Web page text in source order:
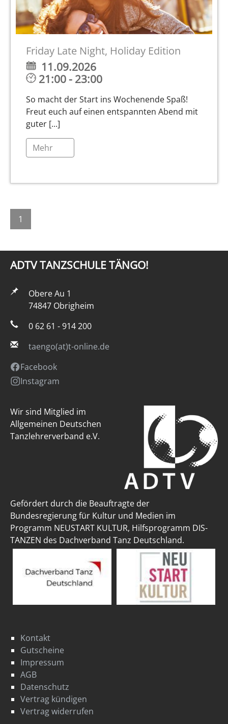
Friday Late Night, Holiday Edition
11.09.2026
21:00 - 23:00
So macht der Start ins Wochenende Spaß!
Freut euch auf einen entspannten Abend mit
guter [...]
Mehr
1
ADTV TANZSCHULE TÄNGO!
Obere Au 1
74847 Obrigheim
0 62 61 - 914 200
taengo(at)t-online.de
Facebook
Instagram
Wir sind Mitglied im
Allgemeinen Deutschen
Tanzlehrerverband e.V.
Gefördert durch die Beauftragte der
Bundesregierung für Kultur und Medien im
Programm NEUSTART KULTUR, Hilfsprogramm DIS-
TANZEN des Dachverband Tanz Deutschland.
Kontakt
Gutscheine
Impressum
AGB
Datenschutz
Vertrag kündigen
Vertrag widerrufen